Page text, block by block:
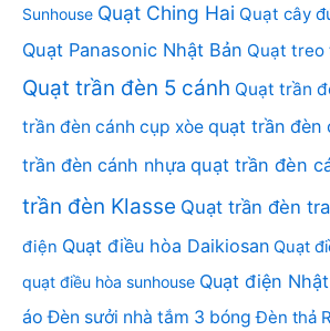
Sunhouse Quạt Ching Hai Quạt cây
Quạt Panasonic Nhật Bản Quạt treo
Quạt trần đèn 5 cánh Quạt trần
trần đèn cánh cụp xòe quạt trần đèn
trần đèn cánh nhựa quạt trần đèn
trần đèn Klasse Quạt trần đèn
điện Quạt điều hòa Daikiosan Quạt
quạt điều hòa sunhouse Quạt điện
áo Đèn sưởi nhà tắm 3 bóng Đèn thả